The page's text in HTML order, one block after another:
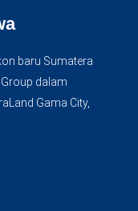
baru Sumatera
dalam
Gama City,